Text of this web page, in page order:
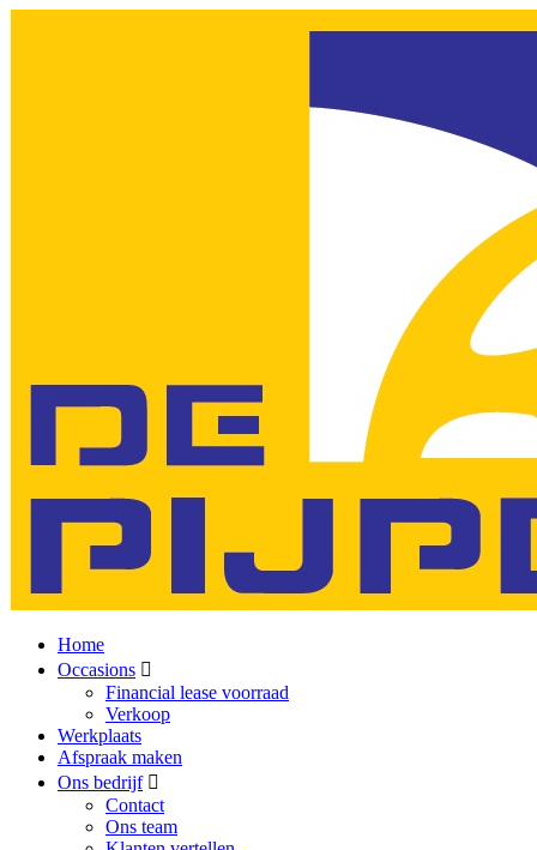
Home
Occasions
Financial lease voorraad
Verkoop
Werkplaats
Afspraak maken
Ons bedrijf
Contact
Ons team